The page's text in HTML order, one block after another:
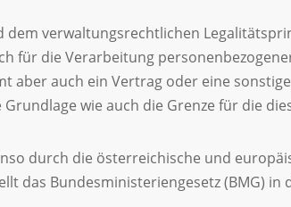
verwaltungsrechtlichen
für die Verarbeitung
aber auch ein Vertrag oder eine
wie auch die Grenze für die
durch die österreichische und
das Bundesministeriengesetz (BMG) in